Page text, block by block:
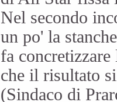
Nel secondo
un po' la
fa
che il risultato
(Sindaco di